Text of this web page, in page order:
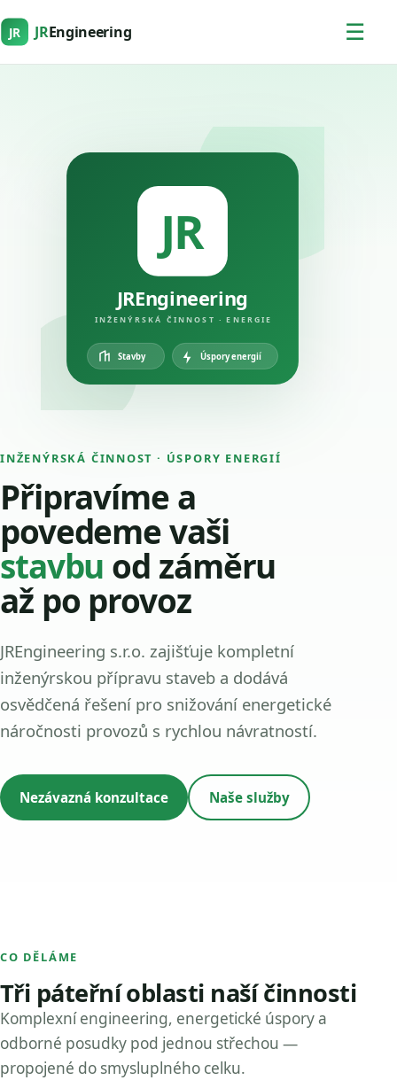
JR JREngineering ☰
INŽENÝRSKÁ ČINNOST · ÚSPORY ENERGIÍ
Připravíme a
povedeme vaši
stavbu od záměru
až po provoz
JREngineering s.r.o. zajišťuje kompletní
inženýrskou přípravu staveb a dodává
osvědčená řešení pro snižování energetické
náročnosti provozů s rychlou návratností.
Nezávazná konzultace Naše služby
JR
JREngineering
INŽENÝRSKÁ ČINNOST · ENERGIE
Stavby Úspory energií
CO DĚLÁME
Tři páteřní oblasti naší činnosti
Komplexní engineering, energetické úspory a
odborné posudky pod jednou střechou —
propojené do smysluplného celku.